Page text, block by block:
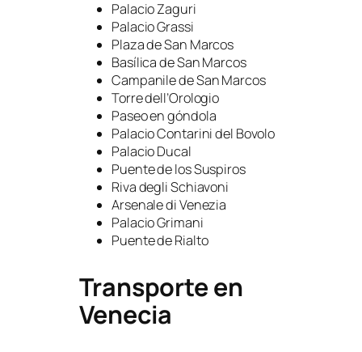
Palacio Zaguri
Palacio Grassi
Plaza de San Marcos
Basílica de San Marcos
Campanile de San Marcos
Torre dell’Orologio
Paseo en góndola
Palacio Contarini del Bovolo
Palacio Ducal
Puente de los Suspiros
Riva degli Schiavoni
Arsenale di Venezia
Palacio Grimani
Puente de Rialto
Transporte en
Venecia